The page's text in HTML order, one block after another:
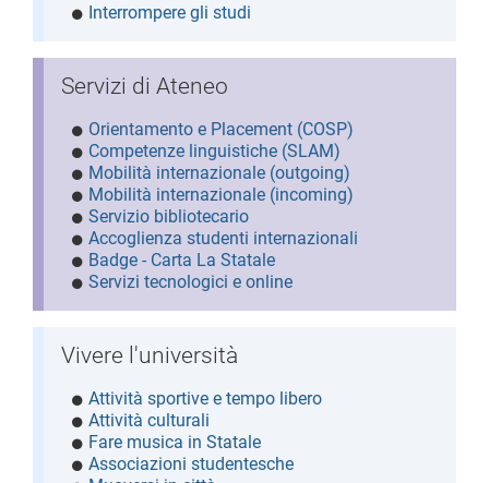
Interrompere gli studi
Servizi di Ateneo
Orientamento e Placement (COSP)
Competenze linguistiche (SLAM)
Mobilità internazionale (outgoing)
Mobilità internazionale (incoming)
Servizio bibliotecario
Accoglienza studenti internazionali
Badge - Carta La Statale
Servizi tecnologici e online
Vivere l'università
Attività sportive e tempo libero
Attività culturali
Fare musica in Statale
Associazioni studentesche